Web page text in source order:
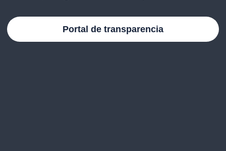
Portal de transparencia